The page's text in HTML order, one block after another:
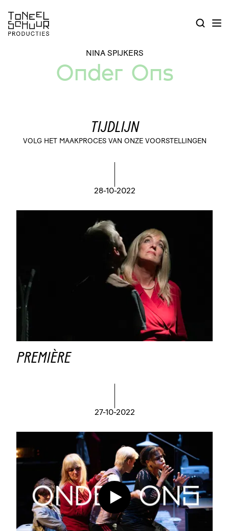
NINA SPIJKERS
Onder Ons
TIJDLIJN
VOLG HET MAAKPROCES VAN ONZE VOORSTELLINGEN
28-10-2022
PREMIÈRE
27-10-2022